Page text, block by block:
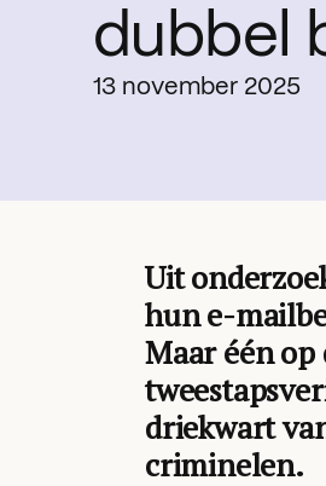
dubbel
13 november 2025
Uit
hun e-
Maar één
driekwart
criminelen.